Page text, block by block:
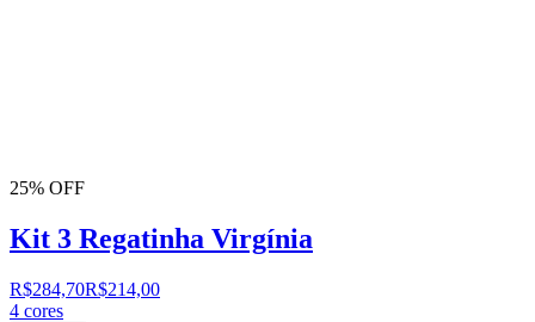
25% OFF
Kit 3 Regatinha Virgínia
R$284,70R$214,00
4 cores